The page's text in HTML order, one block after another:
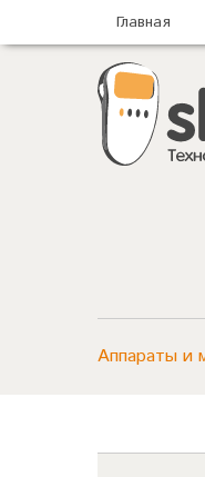
Главная
Аппараты и